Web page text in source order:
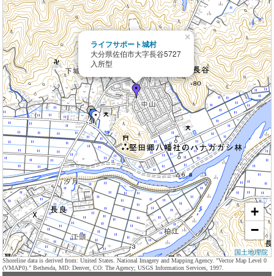
ライフサポート城村
大分県佐伯市大字長谷5727
入所型
×
+
−
国土地理院
Shoreline data is derived from: United States. National Imagery and Mapping Agency. "Vector Map Level 0
(VMAP0)." Bethesda, MD: Denver, CO: The Agency; USGS Information Services, 1997.